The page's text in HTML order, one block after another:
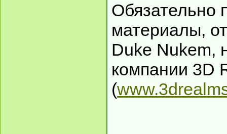
Обязательно
материалы,
Duke Nukem,
компании 3D
(